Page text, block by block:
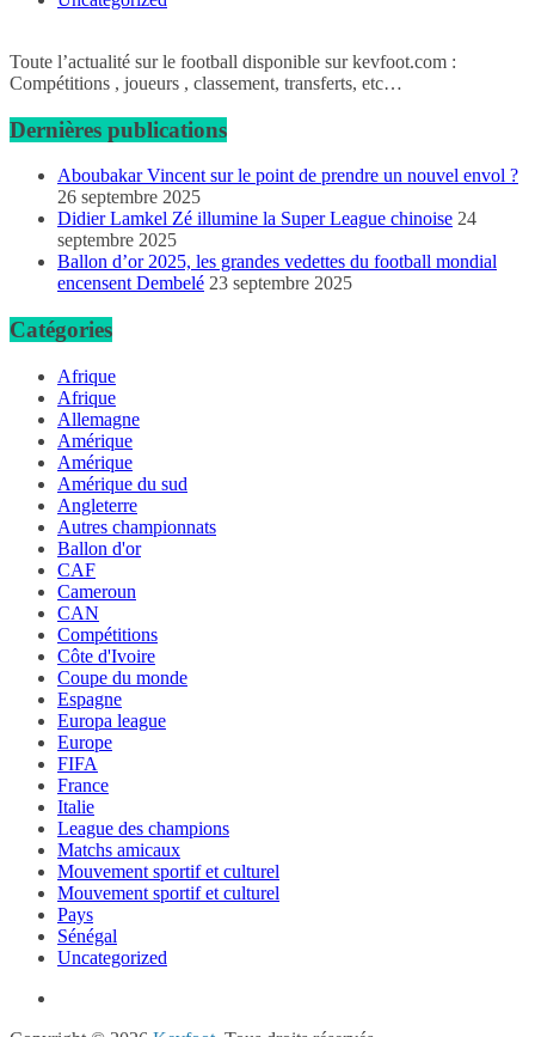
Toute l’actualité sur le football disponible sur kevfoot.com :
Compétitions , joueurs , classement, transferts, etc…
Dernières publications
Aboubakar Vincent sur le point de prendre un nouvel envol ?
26 septembre 2025
Didier Lamkel Zé illumine la Super League chinoise 24
septembre 2025
Ballon d’or 2025, les grandes vedettes du football mondial
encensent Dembelé 23 septembre 2025
Catégories
Afrique
Afrique
Allemagne
Amérique
Amérique
Amérique du sud
Angleterre
Autres championnats
Ballon d'or
CAF
Cameroun
CAN
Compétitions
Côte d'Ivoire
Coupe du monde
Espagne
Europa league
Europe
FIFA
France
Italie
League des champions
Matchs amicaux
Mouvement sportif et culturel
Mouvement sportif et culturel
Pays
Sénégal
Uncategorized